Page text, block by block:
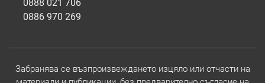
0888 021 706
0886 970 269
Забранява се възпроизвеждането изцяло или отчасти на